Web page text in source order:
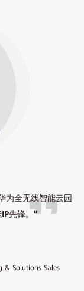
为全无线智能云园
先锋。”
& Solutions Sales